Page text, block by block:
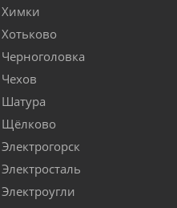
Химки
Хотьково
Черноголовка
Чехов
Шатура
Щёлково
Электрогорск
Электросталь
Электроугли